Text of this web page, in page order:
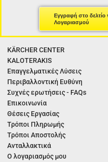
Εγγραφή στο δελτίο
Λογαριασμού
KÄRCHER CENTER
KALOTERAKIS
Επαγγελματικές Λύσεις
Περιβαλλοντική Ευθύνη
Συχνές ερωτήσεις - FAQs
Επικοινωνία
Θέσεις Εργασίας
Τρόποι Πληρωμής
Τρόποι Αποστολής
Ανταλλακτικά
Ο λογαριασμός μου